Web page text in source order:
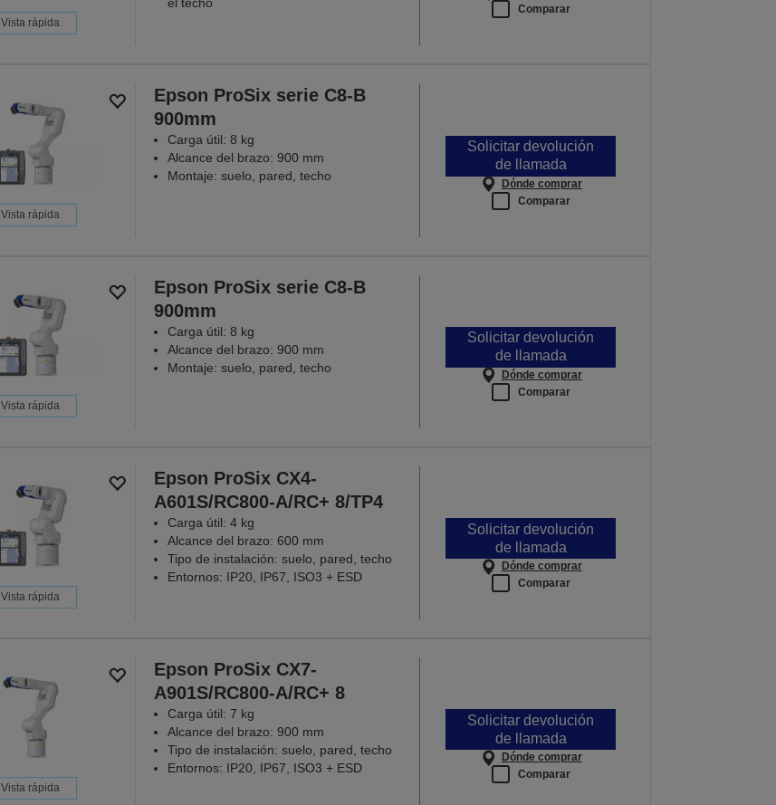
Vista rápida
Comparar
Vista rápida
Epson ProSix serie C8-B
900mm
Carga útil: 8 kg
Alcance del brazo: 900 mm
Montaje: suelo, pared, techo
Solicitar devolución
de llamada
Dónde comprar
Comparar
Vista rápida
Epson ProSix serie C8-B
900mm
Carga útil: 8 kg
Alcance del brazo: 900 mm
Montaje: suelo, pared, techo
Solicitar devolución
de llamada
Dónde comprar
Comparar
Vista rápida
Epson ProSix CX4-
A601S/RC800-A/RC+ 8/TP4
Carga útil: 4 kg
Alcance del brazo: 600 mm
Tipo de instalación: suelo, pared, techo
Entornos: IP20, IP67, ISO3 + ESD
Solicitar devolución
de llamada
Dónde comprar
Comparar
Vista rápida
Epson ProSix CX7-
A901S/RC800-A/RC+ 8
Carga útil: 7 kg
Alcance del brazo: 900 mm
Tipo de instalación: suelo, pared, techo
Entornos: IP20, IP67, ISO3 + ESD
Solicitar devolución
de llamada
Dónde comprar
Comparar